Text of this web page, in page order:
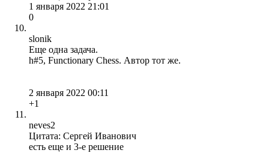
1 января 2022 21:01
0
slonik
Еще одна задача.
h#5, Functionary Chess. Автор тот же.
2 января 2022 00:11
+1
neves2
Цитата: Сергей Иванович
есть еще и 3-е решение